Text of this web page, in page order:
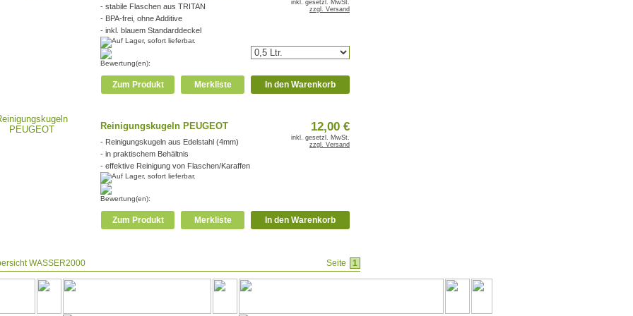
inkl. gesetzl. MwSt.
zzgl. Versand
- stabile Flaschen aus TRITAN
- BPA-frei, ohne Additive
- inkl. blauem Standarddeckel
Bewertung(en):
In den Warenkorb
Merkliste
Zum Produkt
12,00 €
inkl. gesetzl. MwSt.
zzgl. Versand
Reinigungskugeln PEUGEOT
- Reinigungskugeln aus Edelstahl (4mm)
- in praktischem Behältnis
- effektive Reinigung von Flaschen/Karaffen
Bewertung(en):
In den Warenkorb
Merkliste
Zum Produkt
Seite 1
WASSER2000